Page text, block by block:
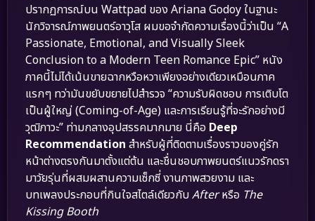
ปรากฏการณ์บน Wattpad ของ Ariana Godoy ในฐานะ
นักวิจารณ์ภาพยนตร์อาวุโส ผมขอจำกัดความเรื่องนี้ว่าเป็น “A
Passionate, Emotional, and Visually Sleek
Conclusion to a Modern Teen Romance Epic” หนัง
ภาคนี้ไม่ได้เน้นขายฉากหวือหวาเพียงอย่างเดียวเหมือนภาค
แรกๆ ทว่ามันขยับขยายไปสำรวจ “ความรับผิดชอบ การเติบโต
เป็นผู้ใหญ่ (Coming-of-Age) และการเรียนรู้ที่จะรักอย่างมี
วุฒิภาวะ” ท่ามกลางอุปสรรคมากมาย นี่คือ Deep
Recommendation สำหรับผู้ที่ติดตามเรื่องราวของคู่รัก
หน้าต่างตรงกันมาตั้งแต่ต้น และชื่นชอบภาพยนตร์แนวรักดรา
มาวัยรุ่นที่ผสมผสานความเซ็กซี่ งานภาพสวยงาม และ
บทเพลงประกอบที่กินใจสไตล์เดียวกับAfterหรือ The
Kissing Booth